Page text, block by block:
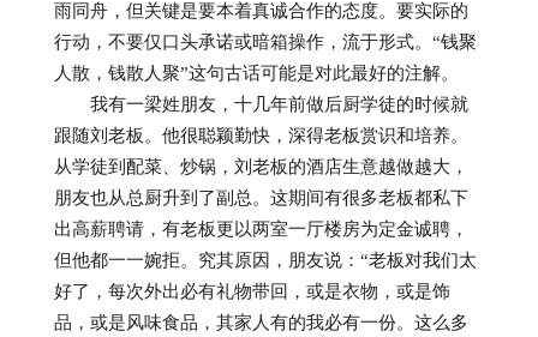
雨同舟，但关键是要本着真诚合作的态度。要实际的
行动，不要仅口头承诺或暗箱操作，流于形式。“钱聚
人散，钱散人聚”这句古话可能是对此最好的注解。
我有一梁姓朋友，十几年前做后厨学徒的时候就
跟随刘老板。他很聪颖勤快，深得老板赏识和培养。
从学徒到配菜、炒锅，刘老板的酒店生意越做越大，
朋友也从总厨升到了副总。这期间有很多老板都私下
出高薪聘请，有老板更以两室一厅楼房为定金诚聘，
但他都一一婉拒。究其原因，朋友说：“老板对我们太
好了，每次外出必有礼物带回，或是衣物，或是饰
品，或是风味食品，其家人有的我必有一份。这么多